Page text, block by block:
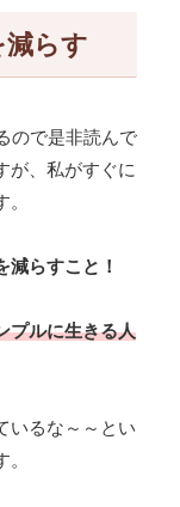
らす
ので是非読んで
が、私がすぐに
減らすこと！
プルに生きる人
いるな～～とい